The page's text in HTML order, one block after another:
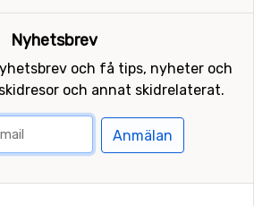
Nyhetsbrev
och få tips, nyheter och
och annat skidrelaterat.
Anmälan